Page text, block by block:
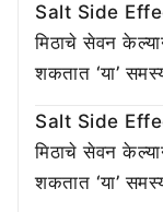
Salt Side
मिठाचे सेवन
शकतात ‘या’
Salt Side
मिठाचे सेवन
शकतात ‘या’